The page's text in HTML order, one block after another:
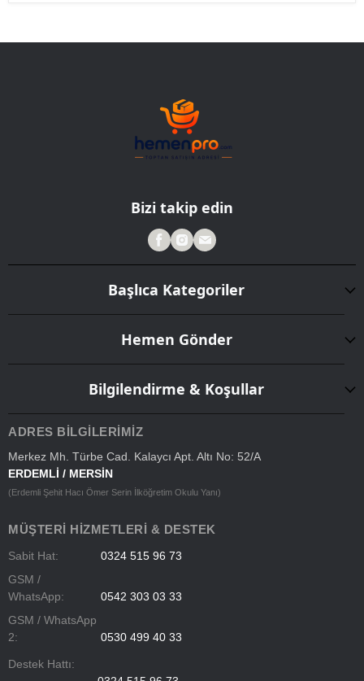
Bizi takip edin
Başlıca Kategoriler
Hemen Gönder
Bilgilendirme & Koşullar
ADRES BILGILERIMIZ
Merkez Mh. Türbe Cad. Kalaycı Apt. Altı No: 52/A
ERDEMLİ / MERSİN
(Erdemli Şehit Hacı Ömer Serin İlköğretim Okulu Yanı)
MÜŞTERI HIZMETLERI & DESTEK
Sabit Hat:
0324 515 96 73
GSM /
WhatsApp:
0542 303 03 33
GSM / WhatsApp
2:
0530 499 40 33
Destek Hattı: